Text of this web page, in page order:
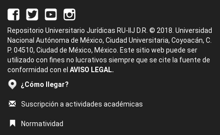
Repositorio Universitario Jurídicas RU-IIJ D.R. © 2018. Universidad
Nacional Autónoma de México, Ciudad Universitaria, Coyoacán, C.
P. 04510, Ciudad de México, México. Este sitio web puede ser
utilizado con fines no lucrativos siempre que se cite la fuente de
conformidad con el AVISO LEGAL.
¿Cómo llegar?
Suscripción a actividades académicas
Normatividad